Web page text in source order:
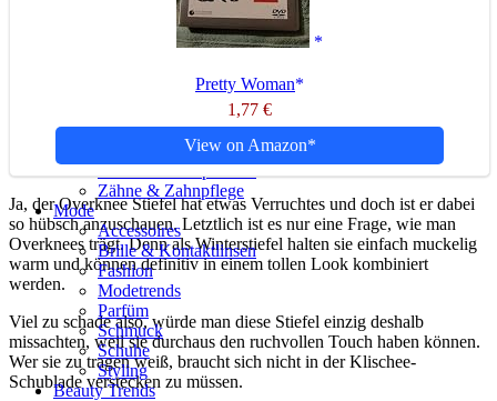
Gesundheitstipps
Schönheitsoperation
Plastische Chirurgie
Selbstbewusstsein
Vitamine & Superfood
Zähne & Zahnpflege
Mode
Accessoires
Brille & Kontaktlinsen
Fashion
Modetrends
Parfüm
Schmuck
Schuhe
Styling
Beauty Trends
Pretty Woman
1,77 €
View on Amazon
Ja, der Overknee Stiefel hat etwas Verruchtes und doch ist er dabei
so hübsch anzuschauen. Letztlich ist es nur eine Frage, wie man
Overknees trägt. Denn als Winterstiefel halten sie einfach muckelig
warm und können definitiv in einem tollen Look kombiniert
werden.
Viel zu schade also, würde man diese Stiefel einzig deshalb
missachten, weil sie durchaus den ruchvollen Touch haben können.
Wer sie zu tragen weiß, braucht sich nicht in der Klischee-
Schublade verstecken zu müssen.